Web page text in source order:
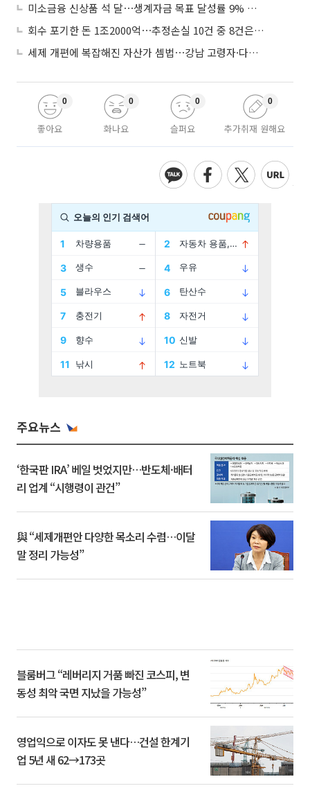
미소금융 신상품 석 달⋯생계자금 목표 달성률 9% 그쳐
회수 포기한 돈 1조2000억⋯추정손실 10건 중 8건은 기업대출
세제 개편에 복잡해진 자산가 셈법⋯강남 고령자·다주택자 ‘자산재편 고심’
좋아요
0
화나요
0
슬퍼요
0
추가취재 원해요
0
주요뉴스
‘한국판 IRA’ 베일 벗었지만…반도체·배터
리 업계 “시행령이 관건”
與 “세제개편안 다양한 목소리 수렴…이달
말 정리 가능성”
블룸버그 “레버리지 거품 빠진 코스피, 변
동성 최악 국면 지났을 가능성”
영업익으로 이자도 못 낸다…건설 한계기
업 5년 새 62→173곳